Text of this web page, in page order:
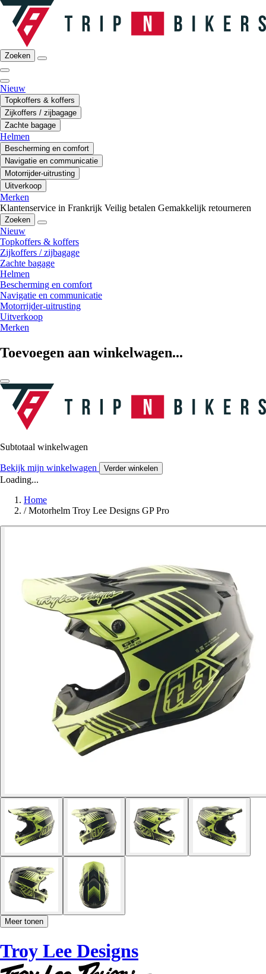
Zoeken
Nieuw
Topkoffers & koffers
Zijkoffers / zijbagage
Zachte bagage
Helmen
Bescherming en comfort
Navigatie en communicatie
Motorrijder-uitrusting
Uitverkoop
Merken
Klantenservice in Frankrijk Veilig betalen Gemakkelijk retourneren
Zoeken
Nieuw
Topkoffers & koffers
Zijkoffers / zijbagage
Zachte bagage
Helmen
Bescherming en comfort
Navigatie en communicatie
Motorrijder-uitrusting
Uitverkoop
Merken
Toevoegen aan winkelwagen...
Subtotaal winkelwagen
Bekijk mijn winkelwagen Verder winkelen
Loading...
Home
/ Motorhelm Troy Lee Designs GP Pro
Meer tonen
Troy Lee Designs